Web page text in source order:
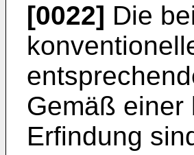
[0022] Die
Gemäß einer
Erfindung